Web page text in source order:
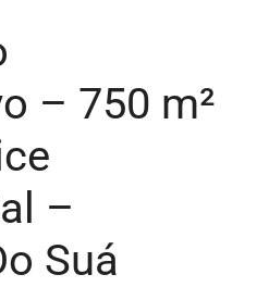
– 750 m²
–
Suá